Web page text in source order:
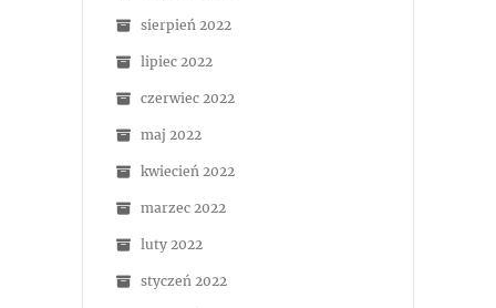
sierpień 2022
lipiec 2022
czerwiec 2022
maj 2022
kwiecień 2022
marzec 2022
luty 2022
styczeń 2022